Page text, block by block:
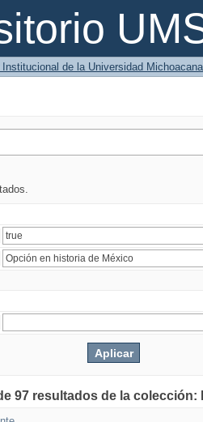
Institucional de la Universidad
97 resultados de la colección: